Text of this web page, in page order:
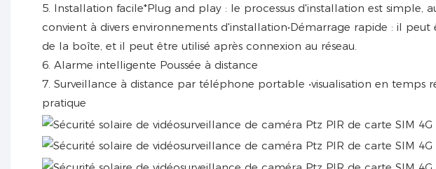
5. Installation facile*Plug and play : le processus d'installation est simple,
convient à divers environnements d'installation•Démarrage rapide : il
de la boîte, et il peut être utilisé après connexion au réseau.
6. Alarme intelligente Poussée à distance
7. Surveillance à distance par téléphone portable •visualisation en temps
pratique